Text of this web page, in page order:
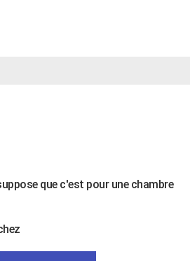
que c'est pour une chambre